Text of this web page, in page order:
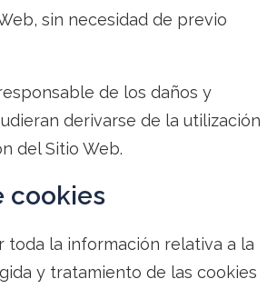
sin necesidad de previo
de los daños y
derivarse de la utilización
del Sitio Web.
cookies
toda la información relativa a la
y tratamiento de las cookies